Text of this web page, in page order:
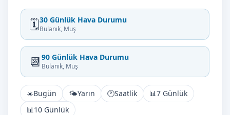
🗓️30 Günlük Hava Durumu
Bulanık, Muş
📆 90 Günlük Hava Durumu
Bulanık, Muş
☀️Bugün 🌤️Yarın 🕐Saatlik 📊7 Günlük
📊10 Günlük